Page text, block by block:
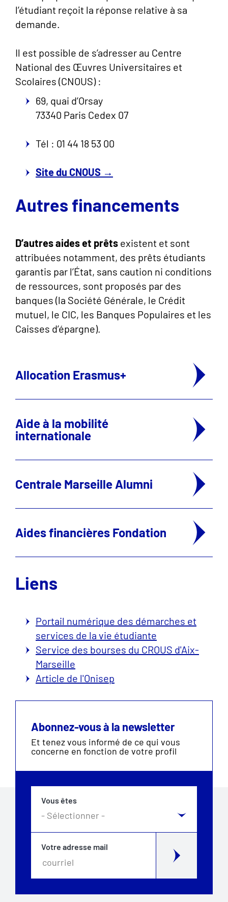
l’étudiant reçoit la réponse relative à sa
demande.
Il est possible de s’adresser au Centre
National des Œuvres Universitaires et
Scolaires (CNOUS) :
69, quai d’Orsay
73340 Paris Cedex 07
Tél : 01 44 18 53 00
Site du CNOUS →
Autres financements
D’autres aides et prêts existent et sont
attribuées notamment, des prêts étudiants
garantis par l’État, sans caution ni conditions
de ressources, sont proposés par des
banques (la Société Générale, le Crédit
mutuel, le CIC, les Banques Populaires et les
Caisses d’épargne).
Allocation Erasmus+
Aide à la mobilité
internationale
Centrale Marseille Alumni
Aides financières Fondation
Liens
Portail numérique des démarches et
services de la vie étudiante
Service des bourses du CROUS d'Aix-
Marseille
Article de l'Onisep
Abonnez-vous à la newsletter
Et tenez vous informé de ce qui vous
concerne en fonction de votre profil
Vous êtes
Votre adresse mail